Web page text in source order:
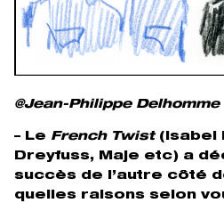
@Jean-Philippe Delhomme
– Le French Twist( Isabel
Dreyfuss, Maje etc) a
succès de l’autre côté
quelles raisons selon